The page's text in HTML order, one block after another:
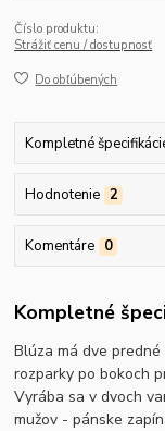
Číslo produktu:
Strážiť cenu / dostupnosť
Do obľúbených
Kompletné
Hodnotenie 2
Komentáre 0
Kompletné
Blúza má dve
rozparky po bokoch
Vyrába sa v dvoch
mužov - pánske